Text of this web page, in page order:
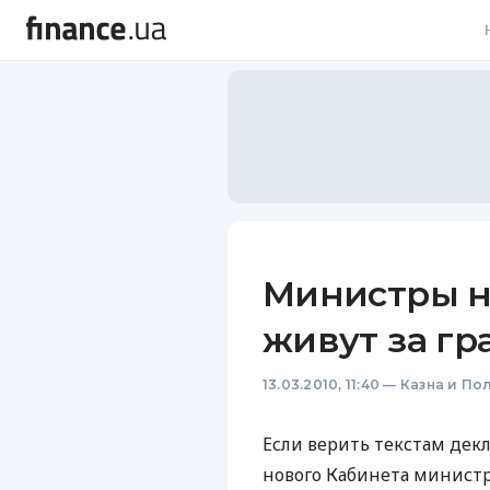
Министры
живут за
13.03.2010, 11:40 — Казна и
Если верить текстам
нового Кабинета